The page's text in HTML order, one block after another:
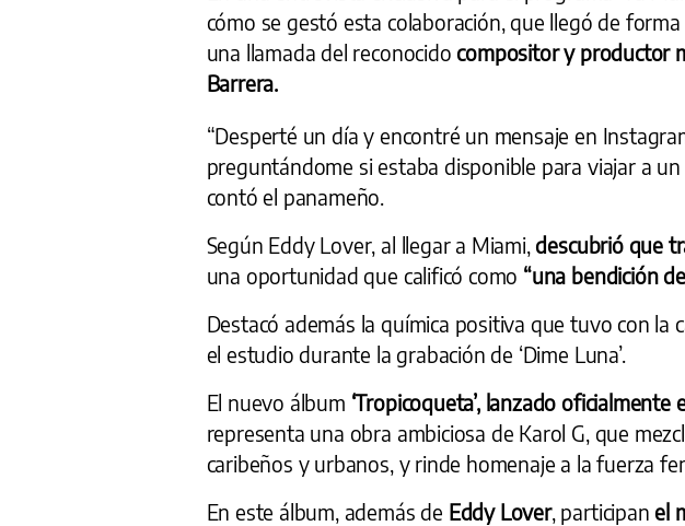
cómo se gestó esta colaboración, que llegó de
una llamada del reconocido compositor y productor
Barrera.
“Desperté un día y encontré un mensaje en
preguntándome si estaba disponible para viajar a un
contó el panameño.
Según Eddy Lover, al llegar a Miami, descubrió que
una oportunidad que calificó como “una bendición
Destacó además la química positiva que tuvo con la
el estudio durante la grabación de ‘Dime Luna’.
El nuevo álbum ‘Tropicoqueta’, lanzado
representa una obra ambiciosa de Karol G, que
caribeños y urbanos, y rinde homenaje a la fuerza
En este álbum, además de Eddy Lover, participan el